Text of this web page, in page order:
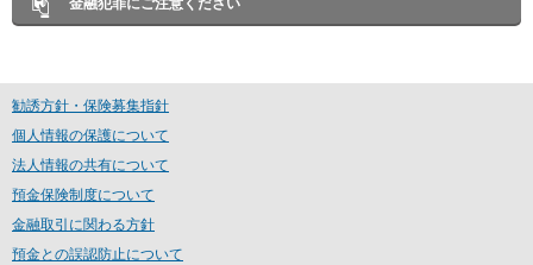
勧誘方針・保険募集指針
個人情報の保護について
法人情報の共有について
預金保険制度について
金融取引に関わる方針
預金との誤認防止について